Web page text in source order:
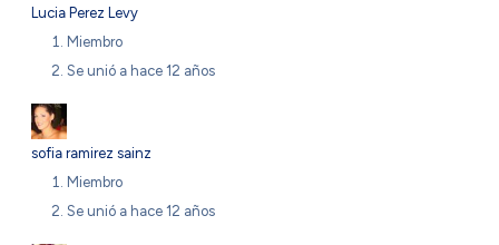
Lucia Perez Levy
Miembro
Se unió a hace 12 años
sofia ramirez sainz
Miembro
Se unió a hace 12 años